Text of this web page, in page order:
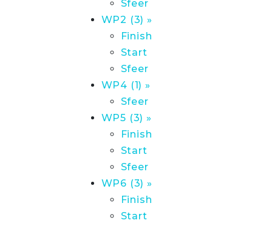
Sfeer
WP2 (3) »
Finish
Start
Sfeer
WP4 (1) »
Sfeer
WP5 (3) »
Finish
Start
Sfeer
WP6 (3) »
Finish
Start